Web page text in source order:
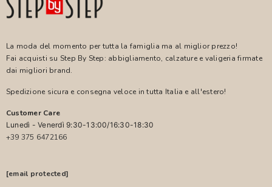
La moda del momento per tutta la famiglia ma al miglior prezzo!
Fai acquisti su Step By Step: abbigliamento, calzature e valigeria firmate
dai migliori brand.
Spedizione sicura e consegna veloce in tutta Italia e all'estero!
Customer Care
Lunedì - Venerdì 9:30-13:00/16:30-18:30
+39 375 6472166
[email protected]